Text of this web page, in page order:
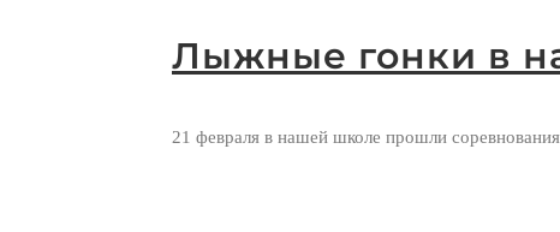
Лыжные гонки в
21 февраля в нашей школе прошли